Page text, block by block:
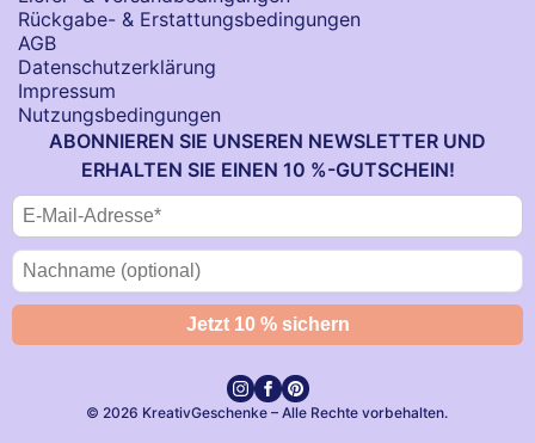
Rückgabe- & Erstattungsbedingungen
AGB
Datenschutzerklärung
Impressum
Nutzungsbedingungen
ABONNIEREN SIE UNSEREN NEWSLETTER UND
ERHALTEN SIE EINEN 10 %-GUTSCHEIN!
© 2026 KreativGeschenke – Alle Rechte vorbehalten.